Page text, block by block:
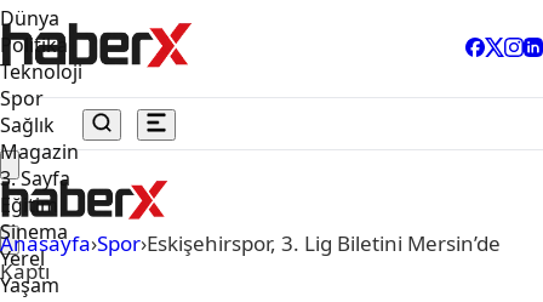
Dünya
Politika
Teknoloji
Spor
Sağlık
Magazin
3. Sayfa
Eğitim
Sinema
Yerel
Yaşam
Anasayfa›Spor›Eskişehirspor, 3. Lig Biletini Mersin’de
Kaptı